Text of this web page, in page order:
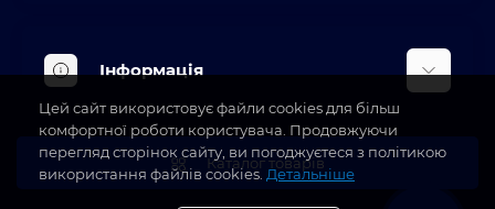
Кліматична техніка
Аксесуари та насадки
Будинок, сад, город
Косметичні прилади
Інформація
Доставка
Про магазин
Каталог товарів
Цей сайт використовує файли cookies для більш
комфортної роботи користувача. Продовжуючи
перегляд сторінок сайту, ви погоджуєтеся з політикою
використання файлів cookies. Детальніше